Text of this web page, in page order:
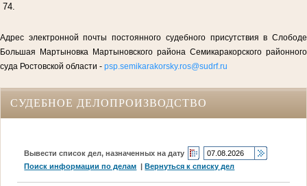
74.
Адрес электронной почты постоянного судебного присутствия в Слободе
Большая Мартыновка Мартыновского района Семикаракорского районного
суда Ростовской области - psp.semikarakorsky.ros@sudrf.ru
СУДЕБНОЕ ДЕЛОПРОИЗВОДСТВО
Вывести список дел, назначенных на дату
Поиск информации по делам |Вернуться к списку дел